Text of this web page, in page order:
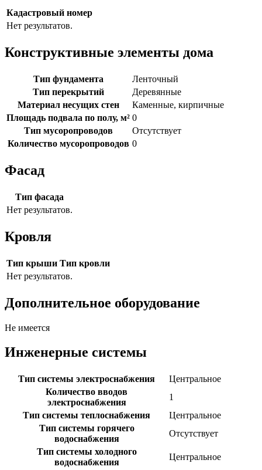
Кадастровый номер
Нет результатов.
Конструктивные элементы дома
Тип фундамента
Ленточный
Тип перекрытий
Деревянные
Материал несущих стен
Каменные, кирпичные
Площадь подвала по полу, м² 0
Тип мусоропроводов
Отсутствует
Количество мусоропроводов 0
Фасад
Тип фасада
Нет результатов.
Кровля
Тип крыши Тип кровли
Нет результатов.
Дополнительное оборудование
Не имеется
Инженерные системы
Тип системы электроснабжения
Центральное
Количество вводов
электроснабжения
1
Тип системы теплоснабжения
Центральное
Тип системы горячего
водоснабжения
Отсутствует
Тип системы холодного
водоснабжения
Центральное